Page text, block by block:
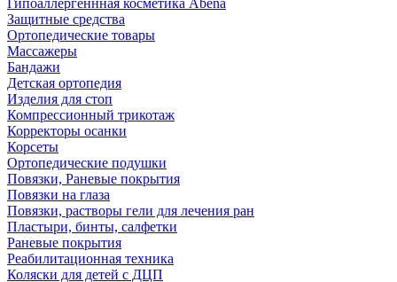
Защитные средства
Ортопедические товары
Массажеры
Бандажи
Детская ортопедия
Изделия для стоп
Компрессионный трикотаж
Корректоры осанки
Корсеты
Ортопедические подушки
Повязки, Раневые покрытия
Повязки на глаза
Повязки, растворы гели для лечения ран
Пластыри, бинты, салфетки
Раневые покрытия
Реабилитационная техника
Коляски для детей с ДЦП